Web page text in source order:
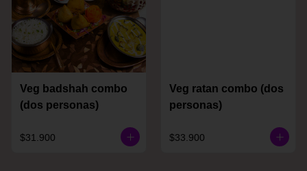
Veg badshah combo
(dos personas)
$31.900
Veg ratan combo (dos
personas)
$33.900